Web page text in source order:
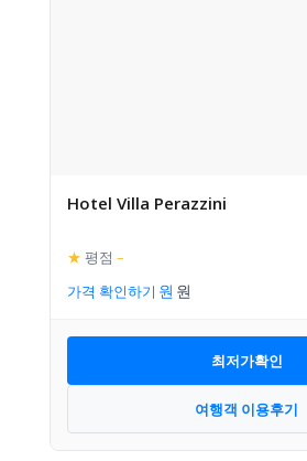
Hotel Villa Perazzini
★ 평점 –
가격 확인하기
최저가확인
여행객 이용후기